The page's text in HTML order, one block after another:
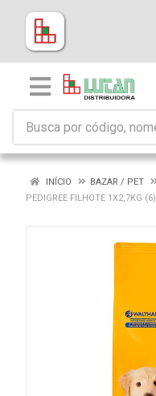
INÍCIO BAZAR / PET
PEDIGREE FILHOTE 1X2,7KG (6)